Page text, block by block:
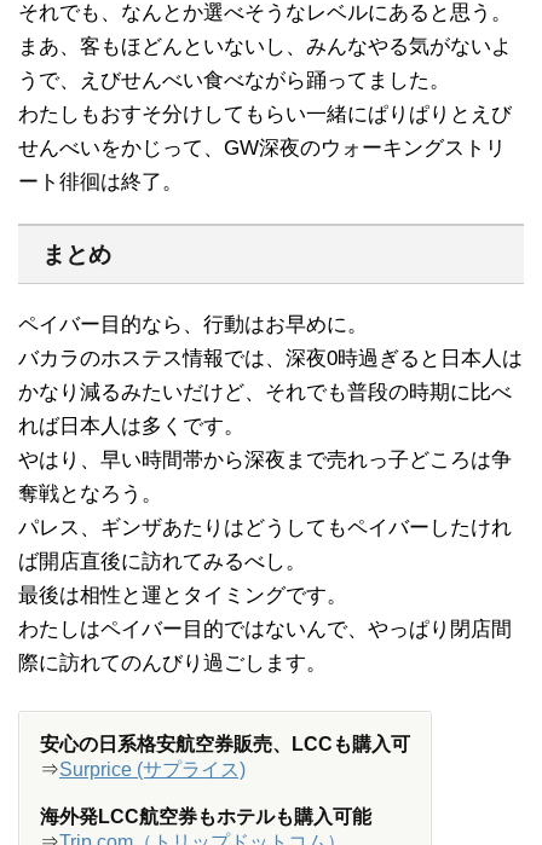
それでも、なんとか選べそうなレベルにあると思う。
まあ、客もほどんといないし、みんなやる気がないよ
うで、えびせんべい食べながら踊ってました。
わたしもおすそ分けしてもらい一緒にぱりぱりとえび
せんべいをかじって、GW深夜のウォーキングストリ
ート徘徊は終了。
まとめ
ペイバー目的なら、行動はお早めに。
バカラのホステス情報では、深夜0時過ぎると日本人は
かなり減るみたいだけど、それでも普段の時期に比べ
れば日本人は多くです。
やはり、早い時間帯から深夜まで売れっ子どころは争
奪戦となろう。
パレス、ギンザあたりはどうしてもペイバーしたけれ
ば開店直後に訪れてみるべし。
最後は相性と運とタイミングです。
わたしはペイバー目的ではないんで、やっぱり閉店間
際に訪れてのんびり過ごします。
安心の日系格安航空券販売、LCCも購入可
⇒Surprice (サプライス)
海外発LCC航空券もホテルも購入可能